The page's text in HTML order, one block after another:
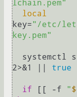
lchain.pem"
local
key="/etc/
key.pem"
2>&1 || true
if [[ -f "